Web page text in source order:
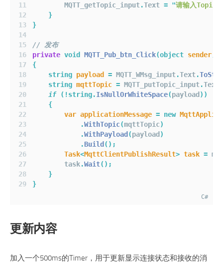
        MQTT_getTopic_input
.Text = "请输入Topic
}
}
// 发布
private void MQTT_Pub_btn_Click(object sender,
{
string payload = MQTT_WMsg_input.Text.
string mqttTopic = MQTT_putTopic_input.Text
if
(!string.IsNullOrWhiteSpace(payload ))
{
var applicationMessage = new
.WithTopic(mqttTopic)
.WithPayload (payload )
.Build ();
Task<MqttClientPublishResult> task =
        task
.Wait();
}
}
C#
更新内容
加入一个500ms的Timer，用于更新显示连接状态和接收的消